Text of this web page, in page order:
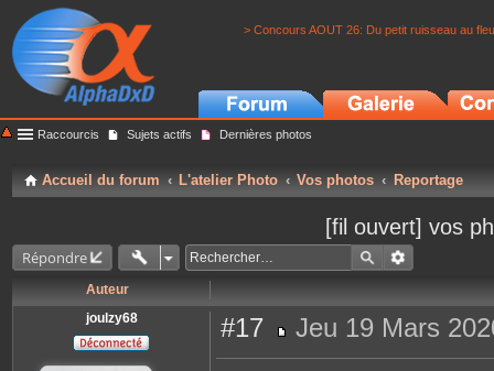
> Concours AOUT 26: Du petit ruisseau au
Raccourcis Sujets actifs Dernières photos
Accueil du forum L'atelier Photo Vos photos Reportage
[fil ouvert] vos
Répondre
Auteur
joulzy68
#17
e
Jeu 19 Mars